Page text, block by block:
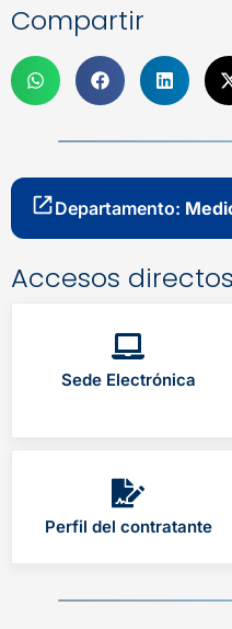
Compartir
Departamento:
Accesos directos
Sede Electrónica
Perfil del contratante